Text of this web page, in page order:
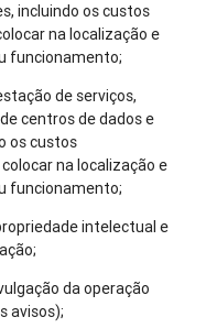
incluindo os custos
na localização e
funcionamento;
de serviços,
centros de dados e
os custos
na localização e
funcionamento;
intelectual e
da operação
avisos);